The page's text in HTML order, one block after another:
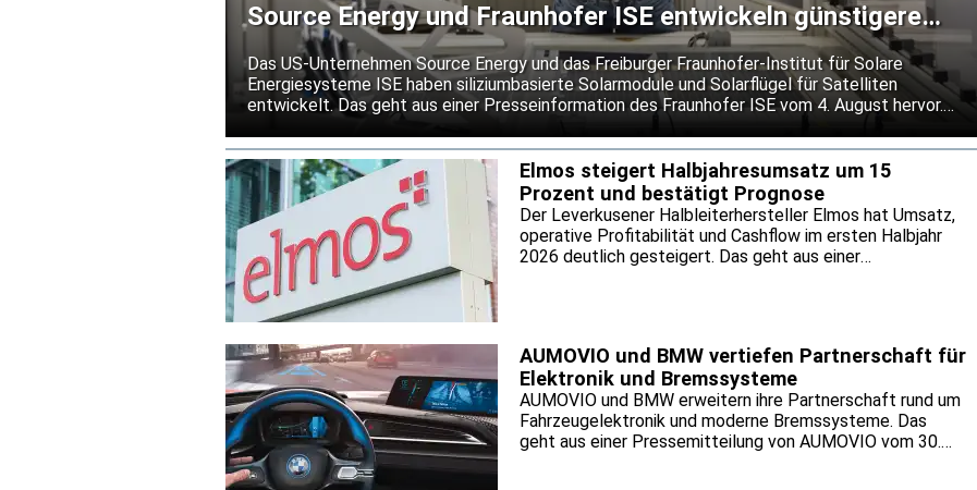
Source Energy und Fraunhofer ISE entwickeln günstigere
Silizium-Solarmodule für Satelliten
Das US-Unternehmen Source Energy und das Freiburger Fraunhofer-Institut für Solare
Energiesysteme ISE haben siliziumbasierte Solarmodule und Solarflügel für Satelliten
entwickelt. Das geht aus einer Presseinformation des Fraunhofer ISE vom 4. August hervor.
Die Partner wollen damit eine kostengünstigere Alternative zu den bislang vorherrschenden
III-V-Solarzellen schaffen. Das Moduldesign soll Schäden durch kleine Objekte lokal
begrenzen und einen zuverlässigen Betrieb bei extremen Temperaturwechseln im Weltraum
ermöglichen.
Elmos steigert Halbjahresumsatz um 15
Prozent und bestätigt Prognose
Der Leverkusener Halbleiterhersteller Elmos hat Umsatz,
operative Profitabilität und Cashflow im ersten Halbjahr
2026 deutlich gesteigert. Das geht aus einer
Gesamtjahr hält Elmos an seiner bisherigen Prognose fest.
AUMOVIO und BMW vertiefen Partnerschaft für
Elektronik und Bremssysteme
AUMOVIO und BMW erweitern ihre Partnerschaft rund um
Fahrzeugelektronik und moderne Bremssysteme. Das
geht aus einer Pressemitteilung von AUMOVIO vom 30.